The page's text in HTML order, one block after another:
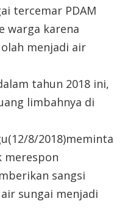
tercemar PDAM
warga karena
menjadi air
tahun 2018 ini,
limbahnya di
8/2018)meminta
merespon
sangsi
sungai menjadi